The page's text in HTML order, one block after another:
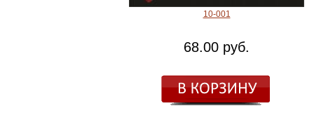
10-001
68.00 руб.